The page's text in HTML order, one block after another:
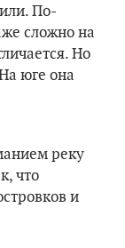
По-
сложно на
Но
юге она
реку
что
и